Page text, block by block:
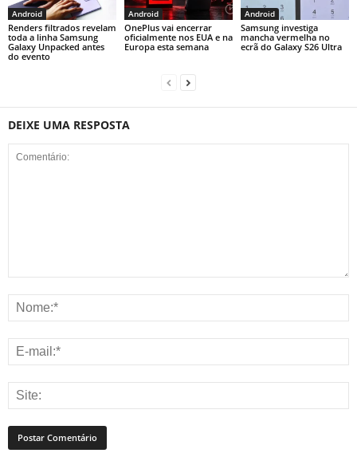
Android
Renders filtrados revelam
toda a linha Samsung
Galaxy Unpacked antes
do evento
Android
OnePlus vai encerrar
oficialmente nos EUA e na
Europa esta semana
Android
Samsung investiga
mancha vermelha no
ecrã do Galaxy S26 Ultra
DEIXE UMA RESPOSTA